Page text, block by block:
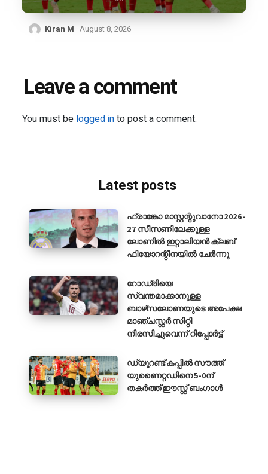
Kiran M August 8, 2026
Leave a comment
You must be logged into post a comment.
Latest posts
ഫ്രാങ്കോ മാസ്റ്റന്റുവാനോ 2026-
27 സീസണിലേക്കുള്ള
ലോണിൽ ഇറ്റാലിയൻ ക്ലബ്
ഫിയോറന്റീനയിൽ ചേർന്നു
റോഡ്രിയെ
സ്വന്തമാക്കാനുള്ള
ബാഴ്‌സലോണയുടെ അപേക്ഷ
മാഞ്ചസ്റ്റർ സിറ്റി
നിരസിച്ചുവെന്ന് റിപ്പോർട്ട്
ഡ്യൂറണ്ട് കപ്പിൽ സൗത്ത്
യുണൈറ്റഡിനെ 5-0ന്
തകർത്ത് ഈസ്റ്റ് ബംഗാൾ